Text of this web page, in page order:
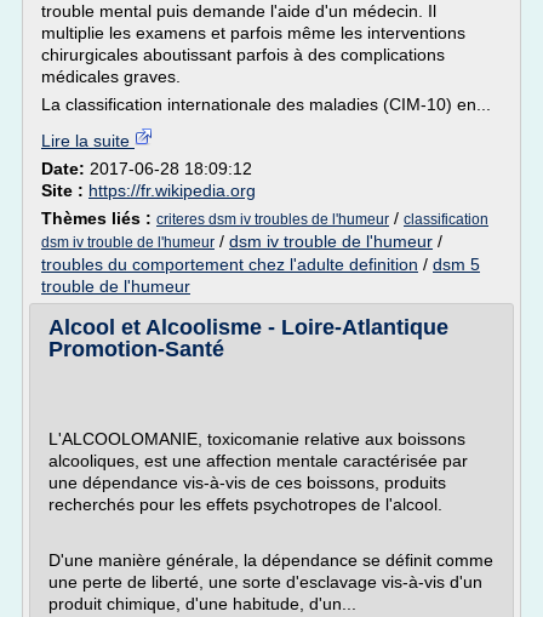
trouble mental puis demande l'aide d'un médecin. Il
multiplie les examens et parfois même les interventions
chirurgicales aboutissant parfois à des complications
médicales graves.
La classification internationale des maladies (CIM-10) en...
Lire la suite
Date: 2017-06-28 18:09:12
Site : https://fr.wikipedia.org
Thèmes liés : criteres dsm iv troubles de l'humeur / classification
dsm iv trouble de l'humeur / dsm iv trouble de l'humeur /
troubles du comportement chez l'adulte definition / dsm 5
trouble de l'humeur
Alcool et Alcoolisme - Loire-Atlantique
Promotion-Santé
L'ALCOOLOMANIE, toxicomanie relative aux boissons
alcooliques, est une affection mentale caractérisée par
une dépendance vis-à-vis de ces boissons, produits
recherchés pour les effets psychotropes de l'alcool.
D'une manière générale, la dépendance se définit comme
une perte de liberté, une sorte d'esclavage vis-à-vis d'un
produit chimique, d'une habitude, d'un...